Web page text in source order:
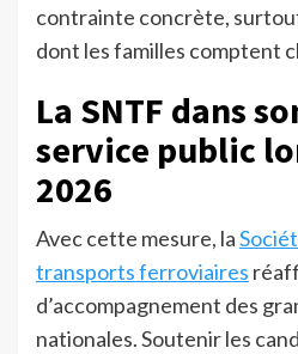
contrainte concrète,
dont les familles comptent
La SNTF dans
service public
2026
Avec cette mesure, la
transports ferroviaires
d’accompagnement des
nationales. Soutenir les